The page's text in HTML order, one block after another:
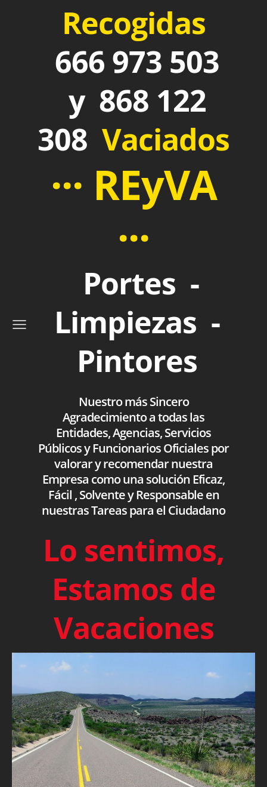
Recogidas
666 973 503
y 868 122
308 Vaciados
··· REyVA
···
Portes -
Limpiezas -
Pintores
Nuestro más Sincero
Agradecimiento a todas las
Entidades, Agencias, Servicios
Públicos y Funcionarios Oficiales por
valorar y recomendar nuestra
Empresa como una solución Eficaz,
Fácil , Solvente y Responsable en
nuestras Tareas para el Ciudadano
Lo sentimos,
Estamos de
Vacaciones